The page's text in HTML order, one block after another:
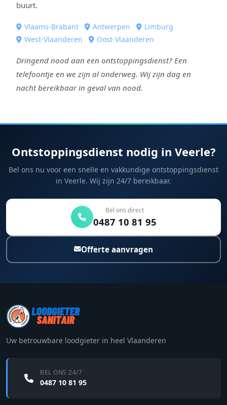
buurt.
Vlaams-Brabant Antwerpen
Limburg
West-Vlaanderen
Oost-Vlaanderen
Dringend nood aan een ontstoppingsdienst? Een
telefoontje en we zijn al onderweg. Wij zijn dag en
nacht bereikbaar in geval van nood.
Ontstoppingsdienst nodig in Veerle?
Bel ons nu voor een snelle en vakkundige ontstoppingsdienst
in Veerle. Wij zijn 24/7 bereikbaar.
Bel ons direct
0487 10 81 95
Offerte aanvragen
Uw betrouwbare loodgieter in heel Vlaanderen
BEL ONS 24/7
0487 10 81 95